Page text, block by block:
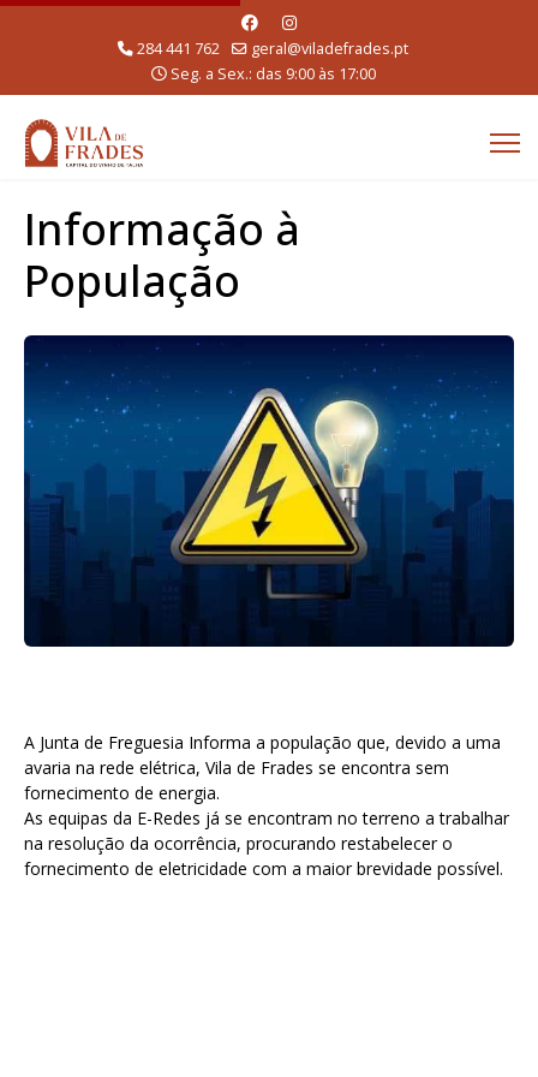
284 441 762
geral@viladefrades.pt
Seg. a Sex.: das 9:00 às 17:00
Informação à
População
A Junta de Freguesia Informa a população que, devido a uma
avaria na rede elétrica, Vila de Frades se encontra sem
fornecimento de energia.
As equipas da E-Redes já se encontram no terreno a trabalhar
na resolução da ocorrência, procurando restabelecer o
fornecimento de eletricidade com a maior brevidade possível.